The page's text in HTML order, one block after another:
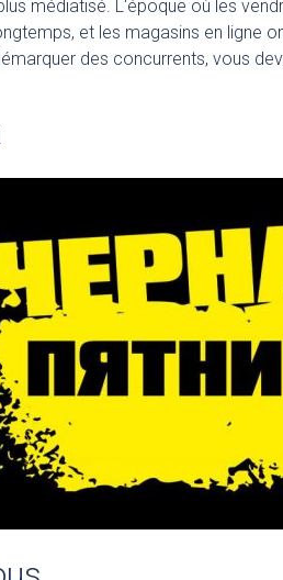
médiatisé. L'époque où les
et les magasins en ligne
des concurrents, vous